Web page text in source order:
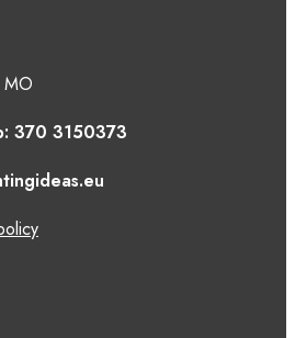
370 3150373